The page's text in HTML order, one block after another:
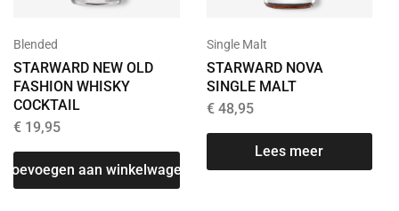
Blended
STARWARD NEW OLD
FASHION WHISKY
COCKTAIL
€ 19,95
Toevoegen aan winkelwagen
Single Malt
STARWARD NOVA
SINGLE MALT
€48,95
Lees meer